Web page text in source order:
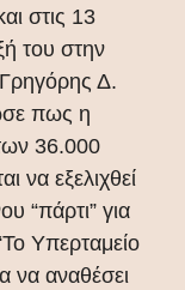
στις 13
του στην
Δ.
πως η
36.000
να εξελιχθεί
“πάρτι” για
Υπερταμείο
να αναθέσει